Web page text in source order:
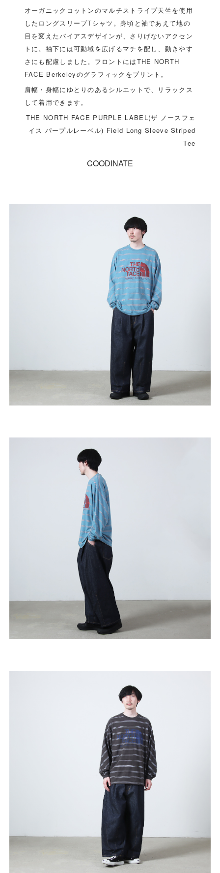
オーガニックコットンのマルチストライプ天竺を使用
したロングスリーブTシャツ。身頃と袖であえて地の
目を変えたバイアスデザインが、さりげないアクセン
トに。袖下には可動域を広げるマチを配し、動きやす
さにも配慮しました。フロントにはTHE NORTH
FACE Berkeleyのグラフィックをプリント。
肩幅・身幅にゆとりのあるシルエットで、リラックス
して着用できます。
THE NORTH FACE PURPLE LABEL(ザ ノースフェ
イス パープルレーベル) Field Long Sleeve Striped
Tee
COODINATE